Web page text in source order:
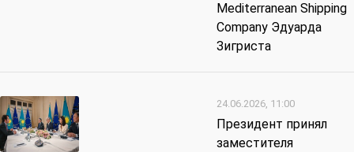
Mediterranean Shipping
Company Эдуарда
Зигриста
24.06.2026, 11:00
Президент принял
заместителя